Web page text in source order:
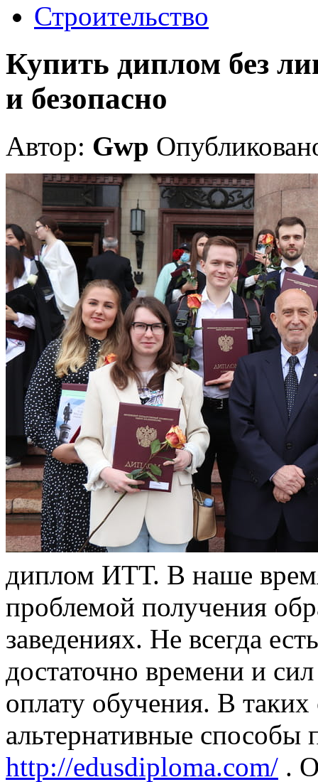
Строительство
Купить диплом без
и безопасно
Автор: Gwp
диплом ИТТ. В наше
проблемой получения
заведениях. Не всегда
достаточно времени и
оплату обучения. В
альтернативные способы
http://edusdiploma.com/ .